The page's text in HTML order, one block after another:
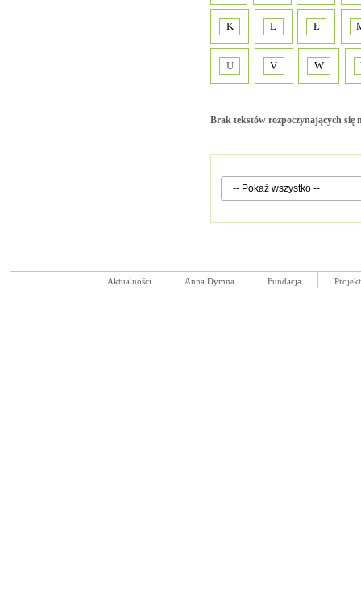
K L Ł
U V W
Brak tekstów rozpoczynających się
Aktualności Anna Dymna Fundacja